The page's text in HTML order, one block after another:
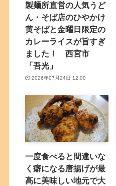
製麺所直営の人気うど
ん・そば店のひやかけ
黄そばと金曜日限定の
カレーライスが旨すぎ
ました！ 西宮市
「吾光」
2026年07月24日 12:00
一度食べると間違いな
く癖になる唐揚げが最
高に美味しい地元で大